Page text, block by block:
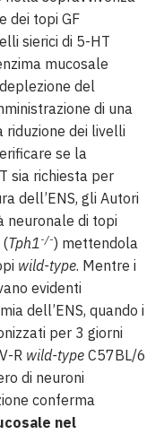
dei topi GF
sierici di 5-HT
mucosale
del
di una
riduzione dei livelli
se la
sia richiesta per
dell’ENS, gli Autori
neuronale di topi
(Tph1-/-) mettendola
wild-type. Mentre i
evidenti
dell’ENS, quando i
per 3 giorni
R wild-type C57BL/6
di neuroni
conferma
nel